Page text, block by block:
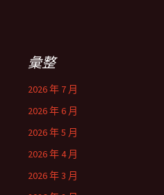
彙整
2026 年 7 月
2026 年 6 月
2026 年 5 月
2026 年 4 月
2026 年 3 月